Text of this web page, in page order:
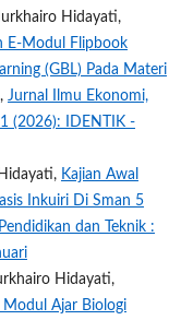
Hidayati,
E-Modul Flipbook
(GBL) Pada Materi
, Jurnal Ilmu Ekonomi,
(2026): IDENTIK -
Kajian Awal
Inkuiri Di Sman 5
dan Teknik :
Hidayati,
Modul Ajar Biologi